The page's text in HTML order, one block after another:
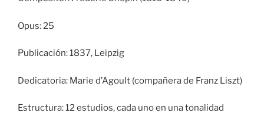
Opus: 25
Publicación: 1837, Leipzig
Dedicatoria: Marie d’Agoult (compañera de Franz Liszt)
Estructura: 12 estudios, cada uno en una tonalidad